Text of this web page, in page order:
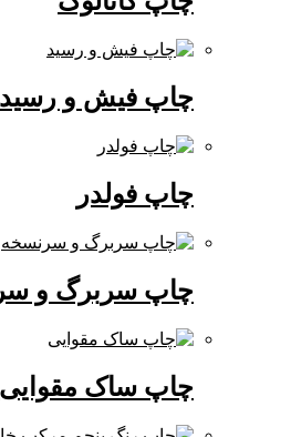
چاپ فیش و رسید
چاپ فولدر
چاپ سربرگ و سرنسخه
چاپ ساک مقوایی